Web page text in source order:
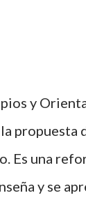
y
propuesta
Es una
y se